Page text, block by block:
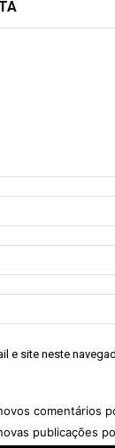
e site neste
comentários
publicações